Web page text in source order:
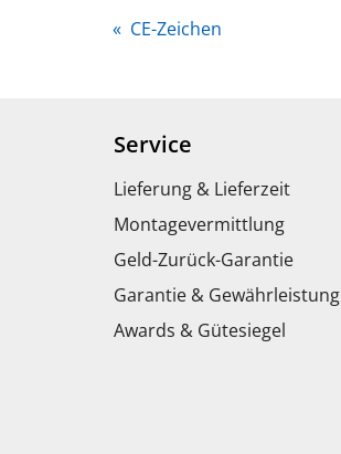
« CE-Zeichen
Service
Lieferung & Lieferzeit
Montagevermittlung
Geld-Zurück-Garantie
Garantie & Gewährleistung
Awards & Gütesiegel